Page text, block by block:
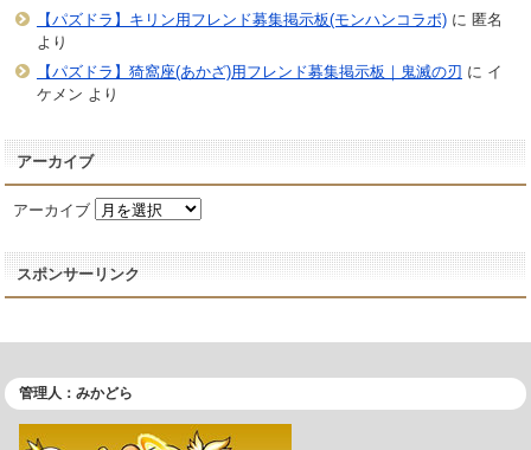
【パズドラ】キリン用フレンド募集掲示板(モンハンコラボ)に 匿名
より
【パズドラ】猗窩座(あかざ)用フレンド募集掲示板｜鬼滅の刃 に イ
ケメン より
アーカイブ
アーカイブ
スポンサーリンク
管理人：みかどら